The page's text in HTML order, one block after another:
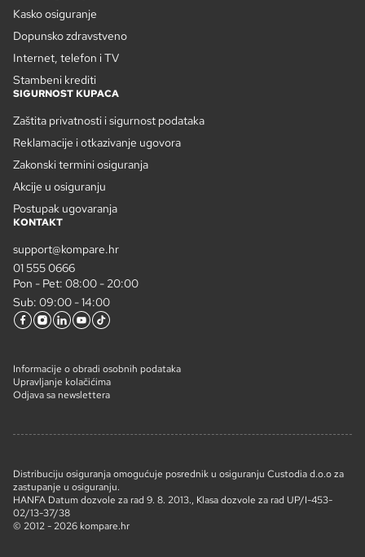
Kasko osiguranje
Dopunsko zdravstveno
Internet, telefon i TV
Stambeni krediti
SIGURNOST KUPACA
Zaštita privatnosti i sigurnost podataka
Reklamacije i otkazivanje ugovora
Zakonski termini osiguranja
Akcije u osiguranju
Postupak ugovaranja
KONTAKT
support@kompare.hr
01 555 0666
Pon - Pet: 08:00 - 20:00
Sub: 09:00 - 14:00
Informacije o obradi osobnih podataka
Upravljanje kolačićima
Odjava sa newslettera
Distribuciju osiguranja omogućuje posrednik u osiguranju Custodia d.o.o za
zastupanje u osiguranju.
HANFA Datum dozvole za rad 9. 8. 2013., Klasa dozvole za rad UP/I-453-
02/13-37/38
© 2012 - 2026 kompare.hr